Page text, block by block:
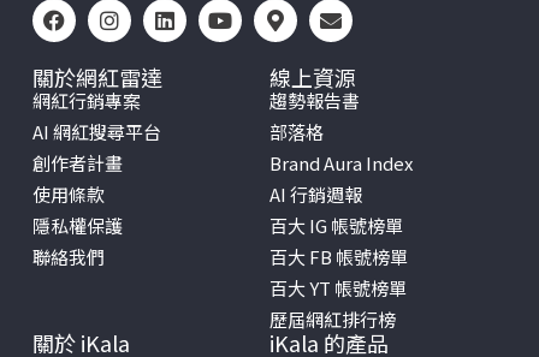
關於網紅雷達
網紅行銷專案
AI 網紅搜尋平台
創作者計畫
使用條款
隱私權保護
聯絡我們
線上資源
趨勢報告書
部落格
Brand Aura Index
AI 行銷週報
百大 IG 帳號榜單
百大 FB 帳號榜單
百大 YT 帳號榜單
歷屆網紅排行榜
關於 iKala iKala 的產品